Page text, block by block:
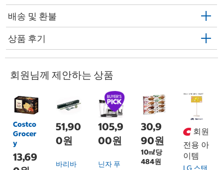
배송 및 환불
상품 후기
회원님께 제안하는 상품
Costco
Grocer
y
13,69
51,90
0원
바리바
105,9
00원
닌자 푸
30,9
90원
10㎖당
484원
회원
전용 아
이템
LG 스탠